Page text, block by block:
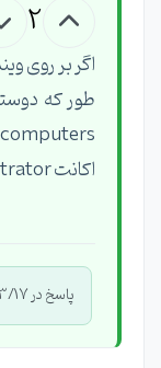
2
اگر بر روی
اکانت administrator را تغییر دهید.
پاسخ در 1393/03/17 توسط